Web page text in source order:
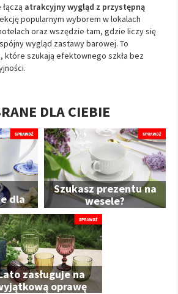
atrakcyjny wygląd z przystępną
popularnym wyborem w lokalach
oraz wszędzie tam, gdzie liczy się
wygląd zastawy barowej. To
które szukają efektownego szkła bez
DLA CIEBIE
dla
Szukasz prezentu na
wesele?
zasługuje na
oprawę